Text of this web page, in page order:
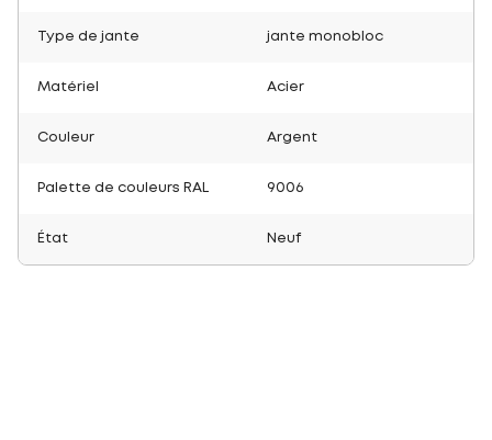
Type de jante jante monobloc
Matériel Acier
Couleur Argent
Palette de couleurs RAL 9006
État Neuf